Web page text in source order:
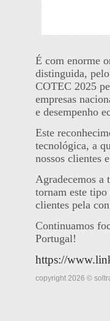
É com enorme
distinguida,
COTEC 2025
empresas
e desempenho
Este
tecnológica, a
nossos clientes
Agradecemos a
tornam este tipo
clientes pela
Continuamos
Portugal!
https://
copyright 2026 ©